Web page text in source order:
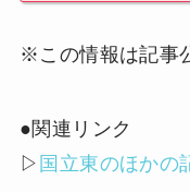
※この情報は記事
●関連リンク
▷ 国立東のほかの